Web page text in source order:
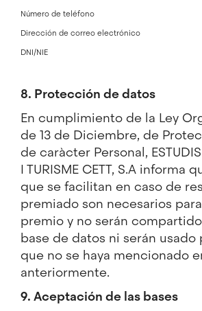
Número de teléfono
Dirección de correo electrónico
DNI/NIE
8. Protección de datos
En cumplimiento de la Ley
de 13 de Diciembre, de
de caràcter Personal, ESTUDIS
I TURISME CETT, S.A informa
que se facilitan en caso de
premiado son necesarios
premio y no serán
base de datos ni serán usado
que no se haya mencionado
anteriormente.
9. Aceptación de las bases